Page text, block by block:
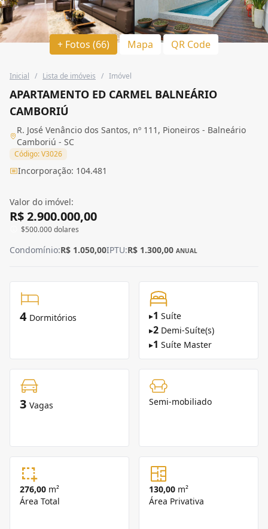
+ Fotos (66) Mapa QR Code
Inicial / Lista de imóveis / Imóvel
APARTAMENTO ED CARMEL BALNEÁRIO
CAMBORIÚ
R. José Venâncio dos Santos, nº 111, Pioneiros - Balneário
Camboriú - SC
Código: V3026
Incorporação: 104.481
Valor do imóvel:
R$ 2.900.000,00
$500.000 dolares
Condomínio:R$ 1.050,00IPTU:R$ 1.300,00 ANUAL
4 Dormitórios ▸1 Suíte
▸2 Demi-Suíte(s)
▸1 Suíte Master
3 Vagas Semi-mobiliado
276,00 m²
Área Total
130,00 m²
Área Privativa